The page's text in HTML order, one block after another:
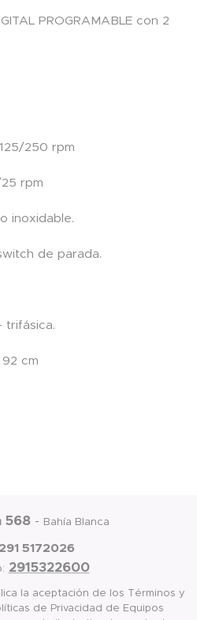
PROGRAMABLE con 2
250 rpm
rpm
inoxidable.
de parada.
trifásica.
cm
568- Bahía Blanca
5172026
2915322600
la aceptación de los Términos y
de Privacidad de Equipos